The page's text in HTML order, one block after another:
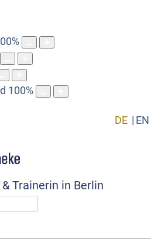
%
100%
DE EN
Trainerin in Berlin